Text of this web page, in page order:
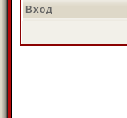
Вход